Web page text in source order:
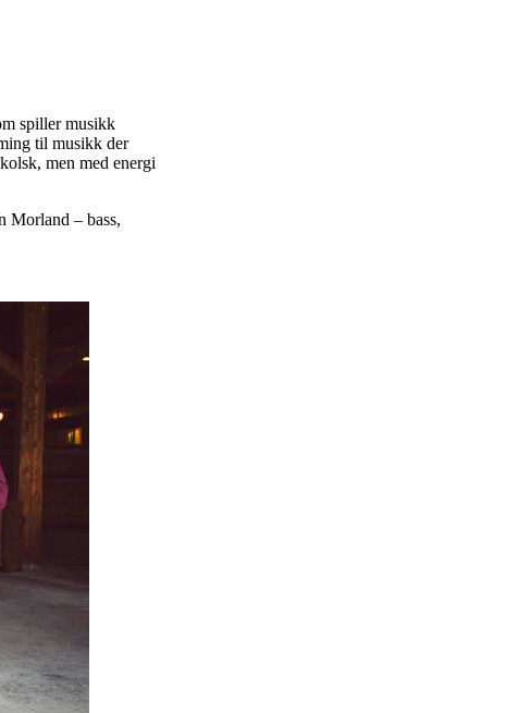
spiller musikk
til musikk der
men med energi
Morland – bass,